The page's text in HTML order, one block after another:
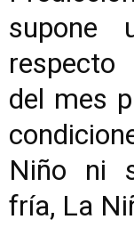
supone
del mes
Niño ni
fría, La